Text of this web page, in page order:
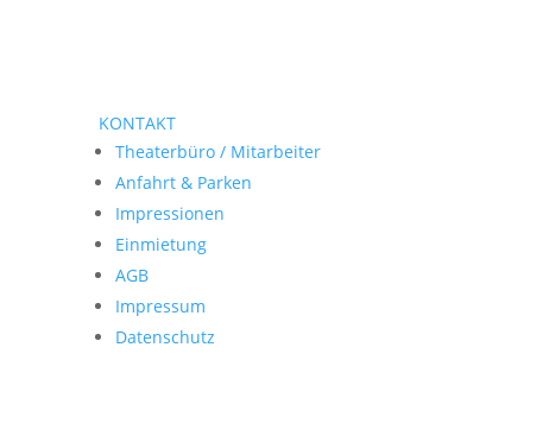
KONTAKT
Theaterbüro / Mitarbeiter
Anfahrt & Parken
Impressionen
Einmietung
AGB
Impressum
Datenschutz